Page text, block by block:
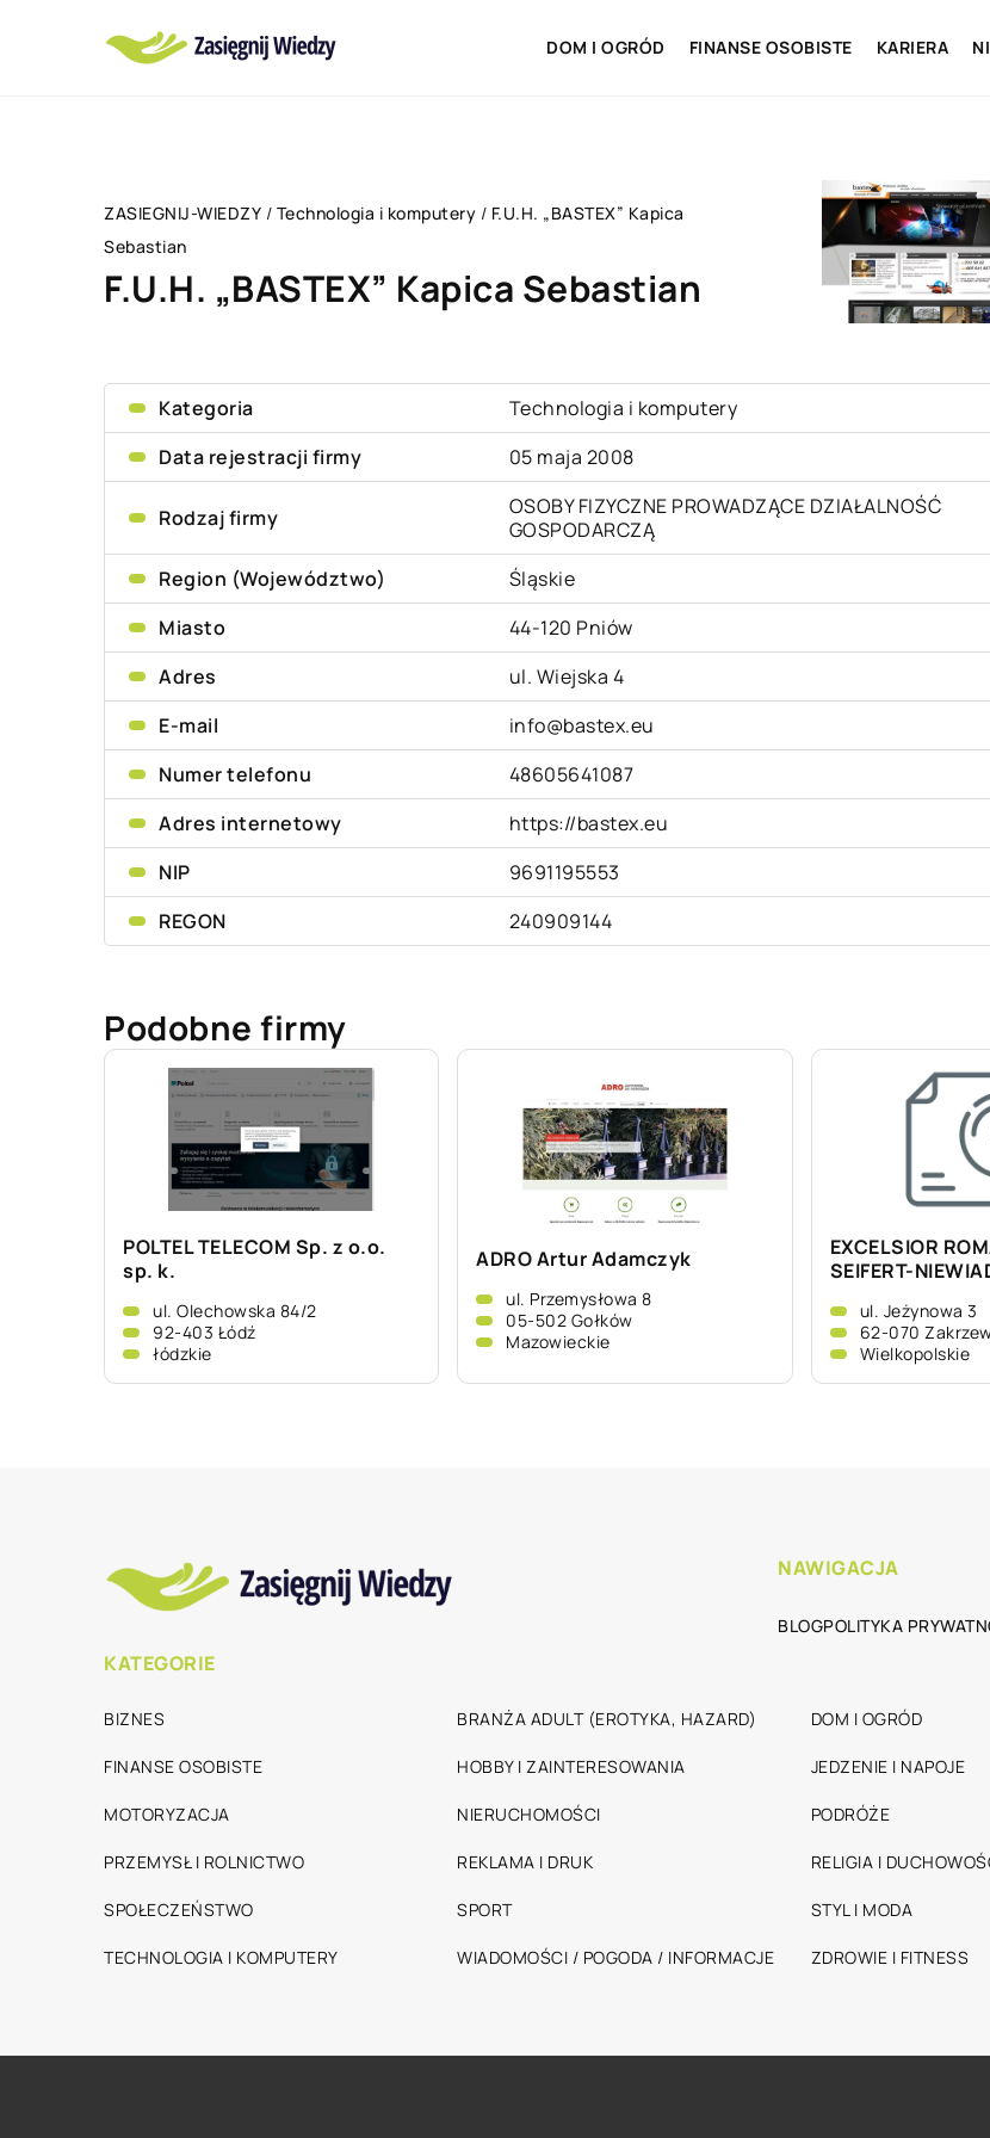
DOM I OGRÓD FINANSE OSOBISTE KARIERA
ZASIEGNIJ-WIEDZY / Technologia i komputery / F.U.H. „BASTEX” Kapica
Sebastian
F.U.H. „BASTEX” Kapica Sebastian
Kategoria
Technologia i komputery
Data rejestracji firmy
05 maja 2008
Rodzaj firmy
OSOBY FIZYCZNE PROWADZĄCE DZIAŁALNOŚĆ
GOSPODARCZĄ
Region (Województwo)
Śląskie
Miasto
44-120 Pniów
Adres
ul. Wiejska 4
E-mail
info@bastex.eu
Numer telefonu
48605641087
Adres internetowy
https://bastex.eu
NIP
9691195553
REGON
240909144
Podobne firmy
POLTEL TELECOM Sp. z o.o.
sp. k.
ul. Olechowska 84/2
92-403 Łódź
łódzkie
ADRO Artur Adamczyk
ul. Przemysłowa 8
05-502 Gołków
Mazowieckie
EXCELSIOR
SEIFERT-
ul. Jeżynowa 3
62-070
Wielkopolskie
NAWIGACJA
BLOGPOLITYKA
KATEGORIE
BIZNES BRANŻA ADULT (EROTYKA, HAZARD) DOM I OGRÓD
FINANSE OSOBISTE HOBBY I ZAINTERESOWANIA JEDZENIE I NAPOJE
MOTORYZACJA NIERUCHOMOŚCI PODRÓŻE
PRZEMYSŁ I ROLNICTWO REKLAMA I DRUK RELIGIA I
SPOŁECZEŃSTWO SPORT STYL I MODA
TECHNOLOGIA I KOMPUTERY WIADOMOŚCI / POGODA / INFORMACJE ZDROWIE I FITNESS